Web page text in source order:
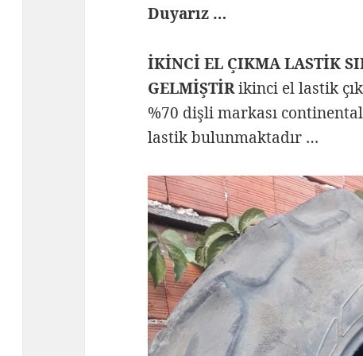
Duyarız …
İKİNCİ EL ÇIKMA LASTİK
GELMİŞTİRikinci el lastik
%70 dişli markası
lastik bulunmaktadır …